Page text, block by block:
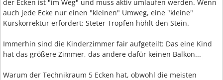
der Ecken ist "im Weg" und muss aktiv umlaufen werden. Wenn
auch jede Ecke nur einen "kleinen" Umweg, eine "kleine"
Kurskorrektur erfordert: Steter Tropfen höhlt den Stein.
Immerhin sind die Kinderzimmer fair aufgeteilt: Das eine Kind
hat das größere Zimmer, das andere dafür keinen Balkon...
Warum der Technikraum 5 Ecken hat, obwohl die meisten